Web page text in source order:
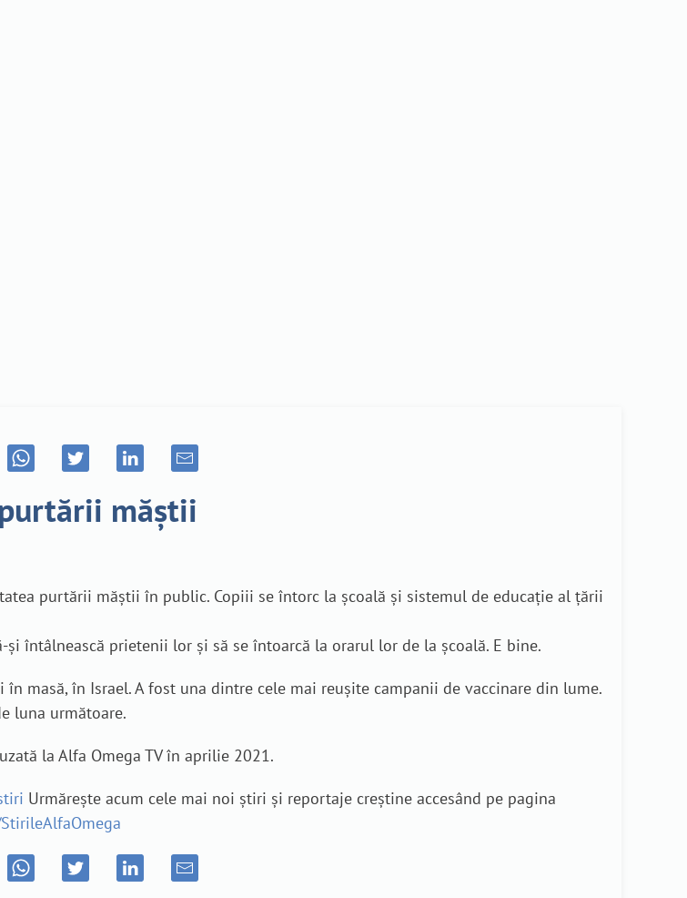
măștii
purtării măștii în public. Copiii se întorc la școală și sistemul de educație al țării
întâlnească prietenii lor și să se întoarcă la orarul lor de la școală. E bine.
masă, în Israel. A fost una dintre cele mai reușite campanii de vaccinare din lume.
luna următoare.
la Alfa Omega TV în aprilie 2021.
Urmărește acum cele mai noi știri și reportaje creștine accesând pe pagina